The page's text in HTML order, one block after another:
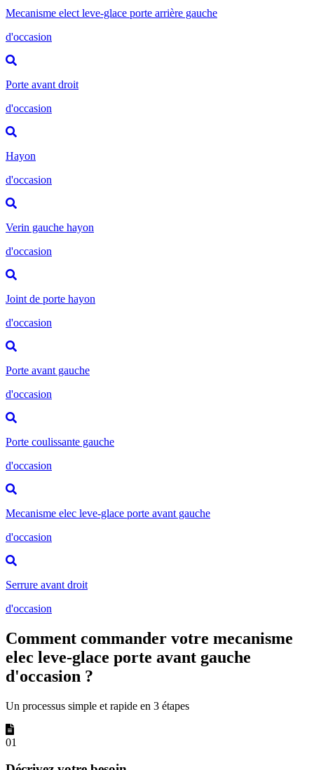
Mecanisme elect leve-glace porte arrière gauche
d'occasion
Porte avant droit
d'occasion
Hayon
d'occasion
Verin gauche hayon
d'occasion
Joint de porte hayon
d'occasion
Porte avant gauche
d'occasion
Porte coulissante gauche
d'occasion
Mecanisme elec leve-glace porte avant gauche
d'occasion
Serrure avant droit
d'occasion
Comment commander votre mecanisme
elec leve-glace porte avant gauche
d'occasion ?
Un processus simple et rapide en 3 étapes
01